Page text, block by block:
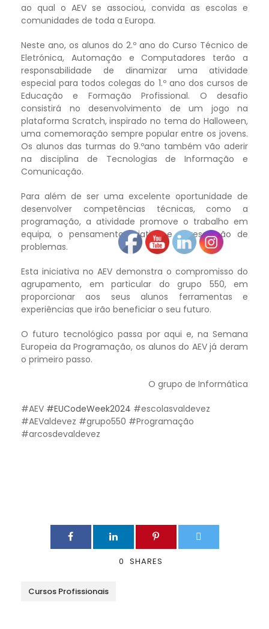
ao qual o AEV se associou, convida as escolas e
comunidades de toda a Europa.
Neste ano, os alunos do 2.º ano do Curso Técnico de
Eletrónica, Automação e Computadores terão a
responsabilidade de dinamizar uma atividade
especial para todos colegas do 1.º ano dos cursos de
Educação e Formação Profissional. O desafio
consistirá no desenvolvimento de um jogo na
plataforma Scratch, inspirado no tema do Halloween,
uma comemoração sempre popular entre os jovens.
Os alunos das turmas do 9.ºano também vão aderir
na disciplina de Tecnologias de Informação e
Comunicação.
Para além de ser uma excelente oportunidade de
desenvolver competências técnicas, como a
programação, a atividade promove o trabalho em
equipa, o pensamento criativo e a resolução de
problemas.
Esta iniciativa no AEV demonstra o compromisso do
agrupamento, em particular do grupo 550, em
proporcionar aos seus alunos ferramentas e
experiências que irão beneficiar o seu futuro.
O futuro tecnológico passa por aqui e, na Semana
Europeia da Programação, os alunos do AEV já deram
o primeiro passo.
O grupo de Informática
#AEV #EUCodeWeek2024 #escolasvaldevez
#AEValdevez #grupo550 #Programação
#arcosdevaldevez
0 SHARES
Cursos Profissionais